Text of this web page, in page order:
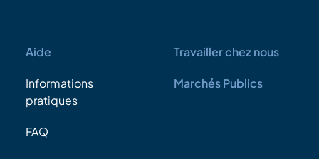
Aide
Informations
pratiques
FAQ
Travailler chez nous
Marchés Publics